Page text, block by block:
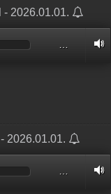
2026.01.01.
2026.01.01.